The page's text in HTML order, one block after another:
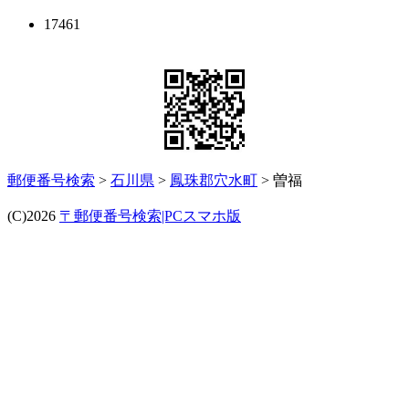
17461
郵便番号検索 > 石川県 > 鳳珠郡穴水町 > 曽福
(C)2026 〒郵便番号検索|PCスマホ版